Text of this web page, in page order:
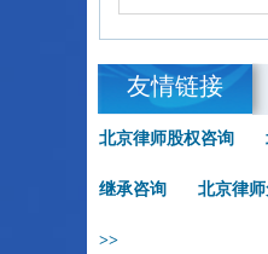
友情链接
北京律师股权咨询
继承咨询 北京律
>>